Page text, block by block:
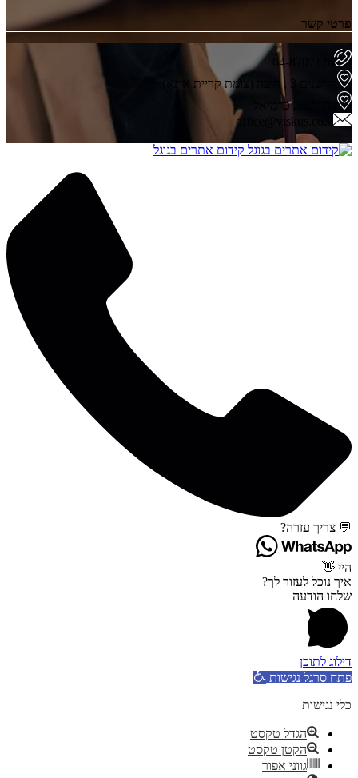
פרטי קשר
04-8707126
office@viskus.co.il
קידום אתרים בגוגל
💬 צריך עזרה?
היי 👋
איך נוכל לעזור לך?
שלחו הודעה
דילוג לתוכן
פתח סרגל נגישות
כלי נגישות
הגדל טקסט
הקטן טקסט
גווני אפור